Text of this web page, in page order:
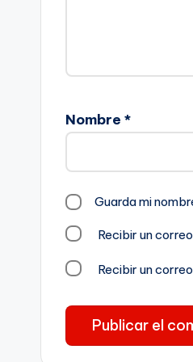
Nombre *
Guarda mi
Recibir un
Recibir un